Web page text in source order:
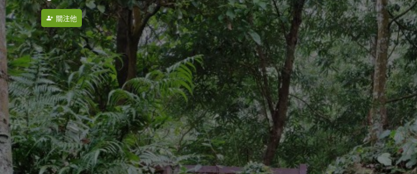
關注他